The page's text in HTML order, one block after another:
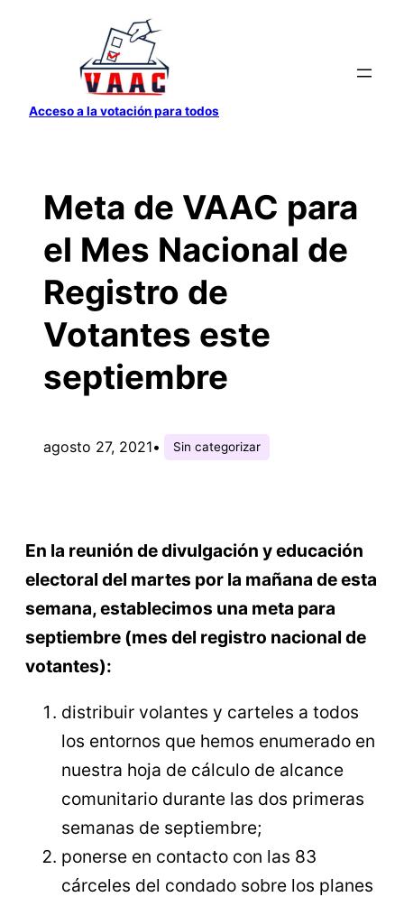
contenido
Acceso a la votación para todos
Meta de VAAC para
el Mes Nacional de
Registro de
Votantes este
septiembre
agosto 27, 2021• Sin categorizar
En la reunión de divulgación y educación
electoral del martes por la mañana de esta
semana, establecimos una meta para
septiembre (mes del registro nacional de
votantes):
distribuir volantes y carteles a todos
los entornos que hemos enumerado en
nuestra hoja de cálculo de alcance
comunitario durante las dos primeras
semanas de septiembre;
ponerse en contacto con las 83
cárceles del condado sobre los planes